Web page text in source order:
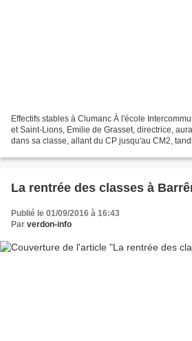
Effectifs stables à Clumanc À l'école
et Saint-Lions, Emilie de Grasset, directrice,
dans sa classe, allant du CP jusqu'au CM2,
La rentrée des classes à
Publié le 01/09/2016 à 16:43
Par verdon-info